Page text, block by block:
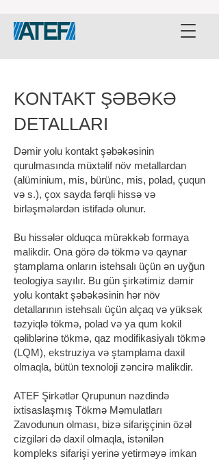
KONTAKT ŞƏBƏKƏ
DETALLARI
Dəmir yolu kontakt şəbəkəsinin
qurulmasında müxtəlif növ metallardan
(alüminium, mis, bürünc, mis, polad, çuqun
və s.), çox sayda fərqli hissə və
birləşmələrdən istifadə olunur.
Bu hissələr olduqca mürəkkəb formaya
malikdir. Ona görə də tökmə və qaynar
ştamplama onların istehsalı üçün ən uyğun
teologiya sayılır. Bu gün şirkətimiz dəmir
yolu kontakt şəbəkəsinin hər növ
detallarının istehsalı üçün alçaq və yüksək
təzyiqlə tökmə, polad və ya qum kokil
qəliblərinə tökmə, qaz modifikasiyalı tökmə
(LQM), ekstruziya və ştamplama daxil
olmaqla, bütün texnoloji zəncirə malikdir.
ATEF Şirkətlər Qrupunun nəzdində
ixtisaslaşmış Tökmə Məmulatları
Zavodunun olması, bizə sifarişçinin özəl
cizgiləri də daxil olmaqla, istənilən
kompleks sifarişi yerinə yetirməyə imkan